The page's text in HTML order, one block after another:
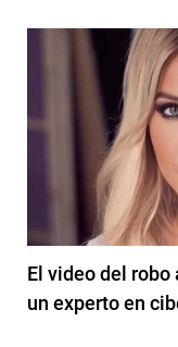
El video del
un experto en